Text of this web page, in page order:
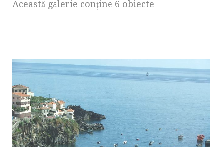
Această galerie conţine 6 obiecte